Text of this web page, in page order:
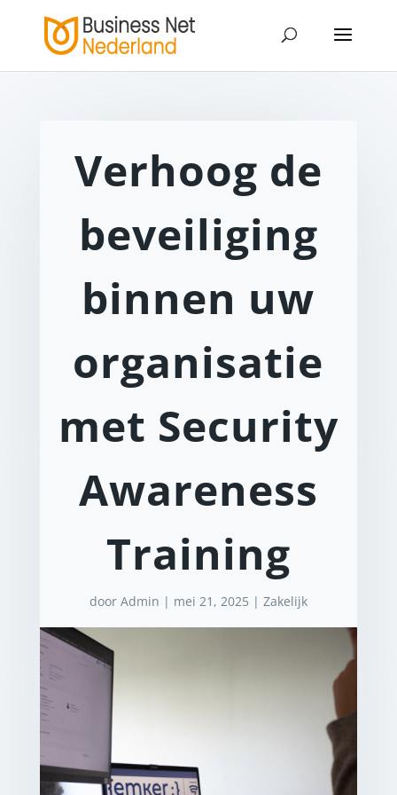
Verhoog de
beveiliging
binnen uw
organisatie
met Security
Awareness
Training
door Admin | mei 21, 2025 | Zakelijk